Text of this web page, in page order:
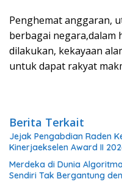
Penghemat anggaran,
berbagai negara,dalam
dilakukan, kekayaan
untuk dapat rakyat
Berita Terkait
Jejak Pengabdian Raden
Kinerjaekselen Award II
Merdeka di Dunia
Sendiri Tak Bergantung